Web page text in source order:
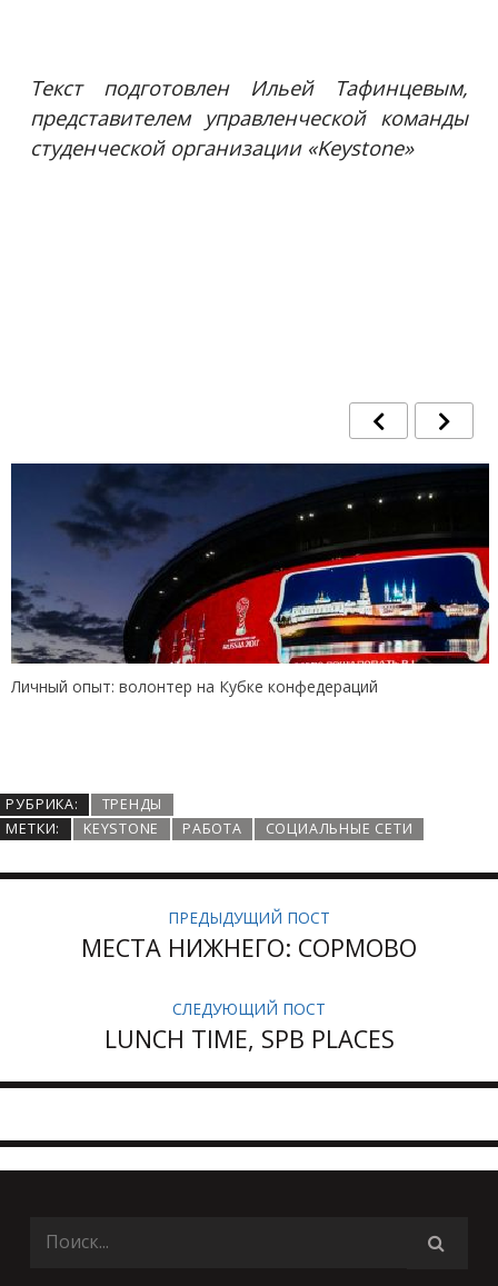
Текст подготовлен Ильей Тафинцевым,
представителем управленческой команды
студенческой организации «Keystone»
Личный опыт: волонтер на Кубке конфедераций
РУБРИКА:
ТРЕНДЫ
МЕТКИ:
KEYSTONE РАБОТА СОЦИАЛЬНЫЕ СЕТИ
ПРЕДЫДУЩИЙ ПОСТ
МЕСТА НИЖНЕГО: СОРМОВО
СЛЕДУЮЩИЙ ПОСТ
LUNCH TIME, SPB PLACES